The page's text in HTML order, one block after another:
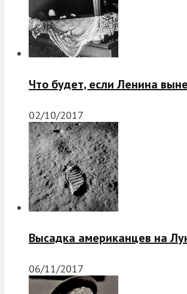
Что будет, если Ленина
02/10/2017
Высадка американцев на
06/11/2017